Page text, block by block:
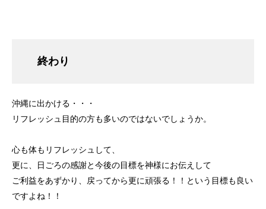
終わり
沖縄に出かける・・・
リフレッシュ目的の方も多いのではないでしょうか。
心も体もリフレッシュして、
更に、日ごろの感謝と今後の目標を神様にお伝えして
ご利益をあずかり、戻ってから更に頑張る！！という目標も良い
ですよね！！